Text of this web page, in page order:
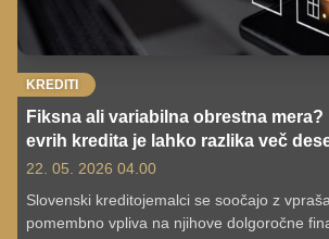
KREDITI
Fiksna ali variabilna obrestna mera?
evrih kredita je lahko razlika več
22. 05. 2026 04.00
Slovenski kreditojemalci se soočajo z
pomembno vpliva na njihove dolgoročne